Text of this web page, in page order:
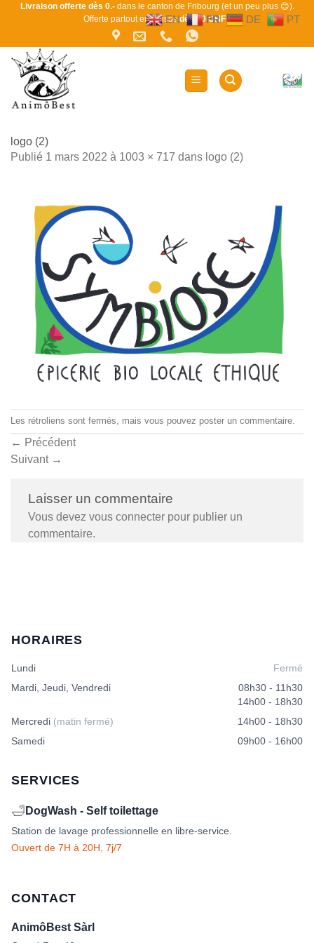
PasserLivraison offerte dès 0.-dans le canton de Fribourg (et un peu plus 😊).
Offerte partout en Suissedès 80 CHF !
logo (2)
Publié 1 mars 2022 à 1003 × 717 dans logo (2)
Les rétroliens sont fermés, mais vous pouvez poster un commentaire.
← Précédent
Suivant →
Laisser un commentaire
Vous devez vous connecter pour publier un
commentaire.
HORAIRES
Lundi
Fermé
Mardi, Jeudi, Vendredi
08h30 - 11h30
14h00 - 18h30
Mercredi (matin fermé)
14h00 - 18h30
Samedi
09h00 - 16h00
SERVICES
🛁 DogWash - Self toilettage
Station de lavage professionnelle en libre-service.
Ouvert de 7H à 20H, 7j/7
CONTACT
AnimôBest Sàrl
EN FR DE PT